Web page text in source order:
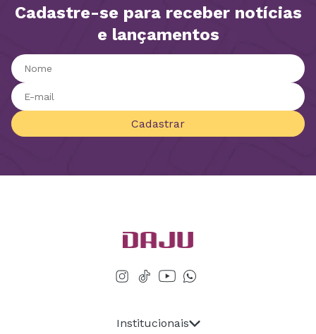
Cadastre-se para receber notícias
e lançamentos
Cadastrar
Institucionais